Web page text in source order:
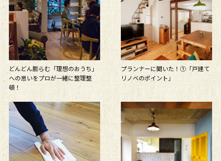
どんどん膨らむ「理想のおうち」
への思いをプロが一緒に整理整
頓！
プランナーに聞いた！①「戸建て
リノベのポイント」